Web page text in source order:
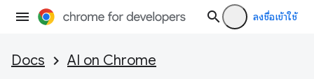
ลงชื่อเข้าใช้
Docs AI on Chrome